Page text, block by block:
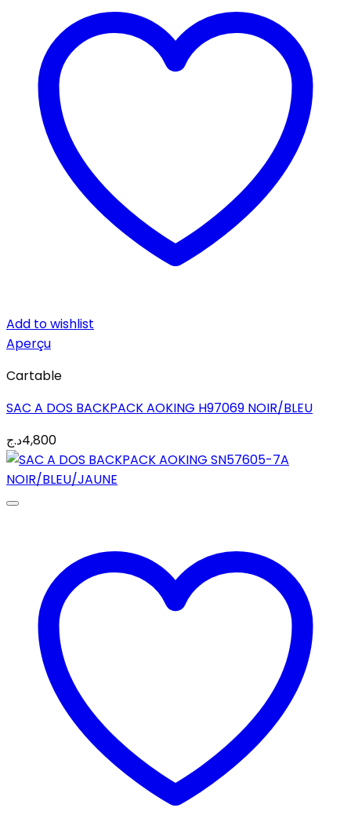
Add to wishlist
Aperçu
Cartable
SAC A DOS BACKPACK AOKING H97069 NOIR/BLEU
4,800د.ج